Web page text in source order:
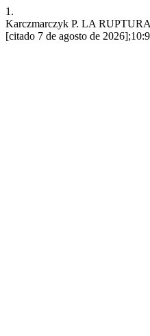
1.
Karczmarczyk P. LA
[citado 7 de agosto de